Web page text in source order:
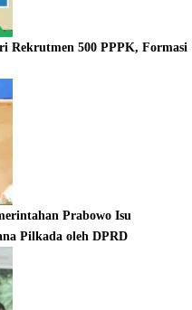
Rekrutmen 500 PPPK, Formasi
Prabowo Isu
Pilkada oleh DPRD